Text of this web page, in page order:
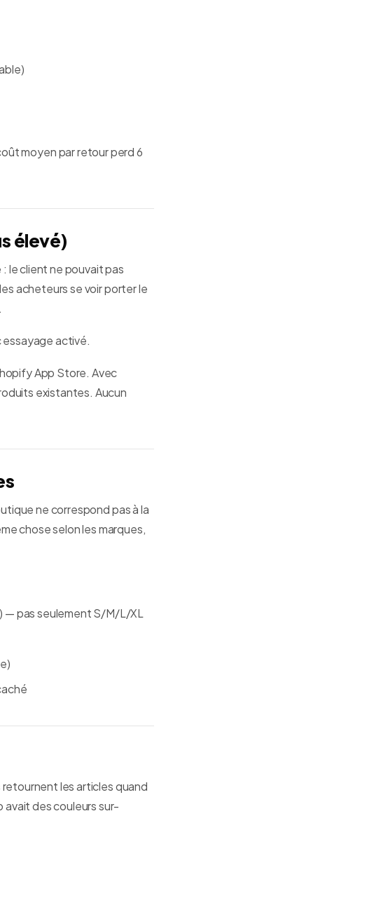
moyen par retour perd 6
élevé)
le client ne pouvait pas
acheteurs se voir porter le
activé.
App Store. Avec
existantes. Aucun
ne correspond pas à la
chose selon les marques,
— pas seulement S/M/L/XL
les articles quand
des couleurs sur-